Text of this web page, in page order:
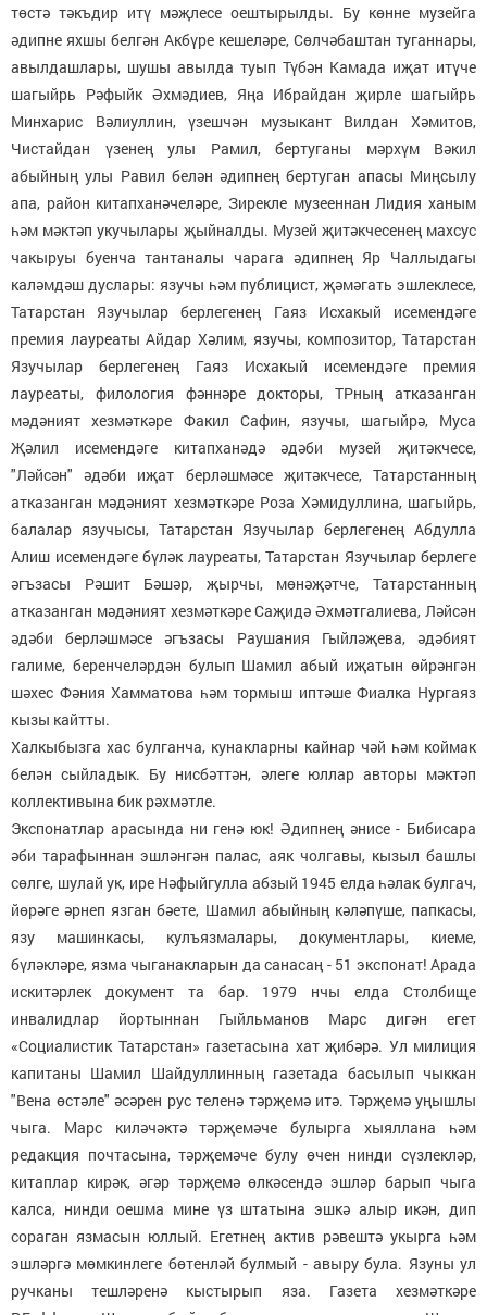
төстә тәкъдир итү мәҗлесе оештырылды. Бу көнне музейга
әдипне яхшы белгән Акбүре кешеләре, Сөлчәбаштан туганнары,
авылдашлары, шушы авылда туып Түбән Камада иҗат итүче
шагыйрь Рәфыйк Әхмәдиев, Яңа Ибрайдан җирле шагыйрь
Минхарис Вәлиуллин, үзешчән музыкант Вилдан Хәмитов,
Чистайдан үзенең улы Рамил, бертуганы мәрхүм Вәкил
абыйның улы Равил белән әдипнең бертуган апасы Миңсылу
апа, район китапханәчеләре, Зирекле музееннан Лидия ханым
һәм мәктәп укучылары җыйналды. Музей җитәкчесенең махсус
чакыруы буенча тантаналы чарага әдипнең Яр Чаллыдагы
каләмдәш дуслары: язучы һәм публицист, җәмәгать эшлеклесе,
Татарстан Язучылар берлегенең Гаяз Исхакый исемендәге
премия лауреаты Айдар Хәлим, язучы, композитор, Татарстан
Язучылар берлегенең Гаяз Исхакый исемендәге премия
лауреаты, филология фәннәре докторы, ТРның атказанган
мәдәният хезмәткәре Факил Сафин, язучы, шагыйрә, Муса
Җәлил исемендәге китапханәдә әдәби музей җитәкчесе,
"Ләйсән" әдәби иҗат берләшмәсе җитәкчесе, Татарстанның
атказанган мәдәният хезмәткәре Роза Хәмидуллина, шагыйрь,
балалар язучысы, Татарстан Язучылар берлегенең Абдулла
Алиш исемендәге бүләк лауреаты, Татарстан Язучылар берлеге
әгъзасы Рәшит Бәшәр, җырчы, мөнәҗәтче, Татарстанның
атказанган мәдәният хезмәткәре Саҗидә Әхмәтгалиева, Ләйсән
әдәби берләшмәсе әгъзасы Раушания Гыйләҗева, әдәбият
галиме, беренчеләрдән булып Шамил абый иҗатын өйрәнгән
шәхес Фәния Хамматова һәм тормыш иптәше Фиалка Нургаяз
кызы кайтты.
Халкыбызга хас булганча, кунакларны кайнар чәй һәм коймак
белән сыйладык. Бу нисбәттән, әлеге юллар авторы мәктәп
коллективына бик рәхмәтле.
Экспонатлар арасында ни генә юк! Әдипнең әнисе - Бибисара
әби тарафыннан эшләнгән палас, аяк чолгавы, кызыл башлы
сөлге, шулай ук, ире Нәфыйгулла абзый 1945 елда һәлак булгач,
йөрәге әрнеп язган бәете, Шамил абыйның кәләпүше, папкасы,
язу машинкасы, кулъязмалары, документлары, киеме,
бүләкләре, язма чыганакларын да санасаң - 51 экспонат! Арада
искитәрлек документ та бар. 1979 нчы елда Столбище
инвалидлар йортыннан Гыйльманов Марс дигән егет
«Социалистик Татарстан» газетасына хат җибәрә. Ул милиция
капитаны Шамил Шайдуллинның газетада басылып чыккан
"Вена өстәле" әсәрен рус теленә тәрҗемә итә. Тәрҗемә уңышлы
чыга. Марс киләчәктә тәрҗемәче булырга хыяллана һәм
редакция почтасына, тәрҗемәче булу өчен нинди сүзлекләр,
китаплар кирәк, әгәр тәрҗемә өлкәсендә эшләр барып чыга
калса, нинди оешма мине үз штатына эшкә алыр икән, дип
сораган язмасын юллый. Егетнең актив рәвештә укырга һәм
эшләргә мөмкинлеге бөтенләй булмый - авыру була. Язуны ул
ручканы тешләренә кыстырып яза. Газета хезмәткәре